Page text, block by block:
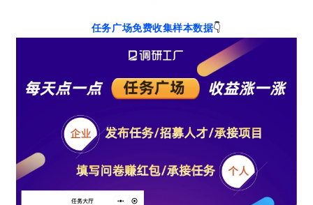
任务广场免费收集样本数据👇